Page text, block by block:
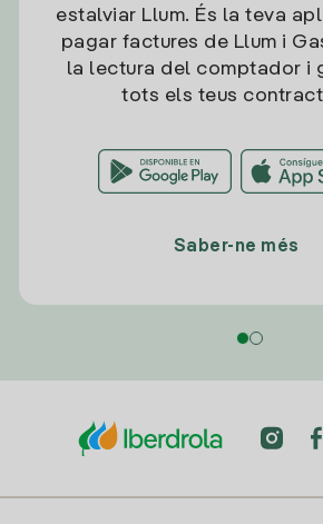
estalviar Llum. És la teva
pagar factures de Llum i
la lectura del comptador i
tots els teus
Saber-ne més